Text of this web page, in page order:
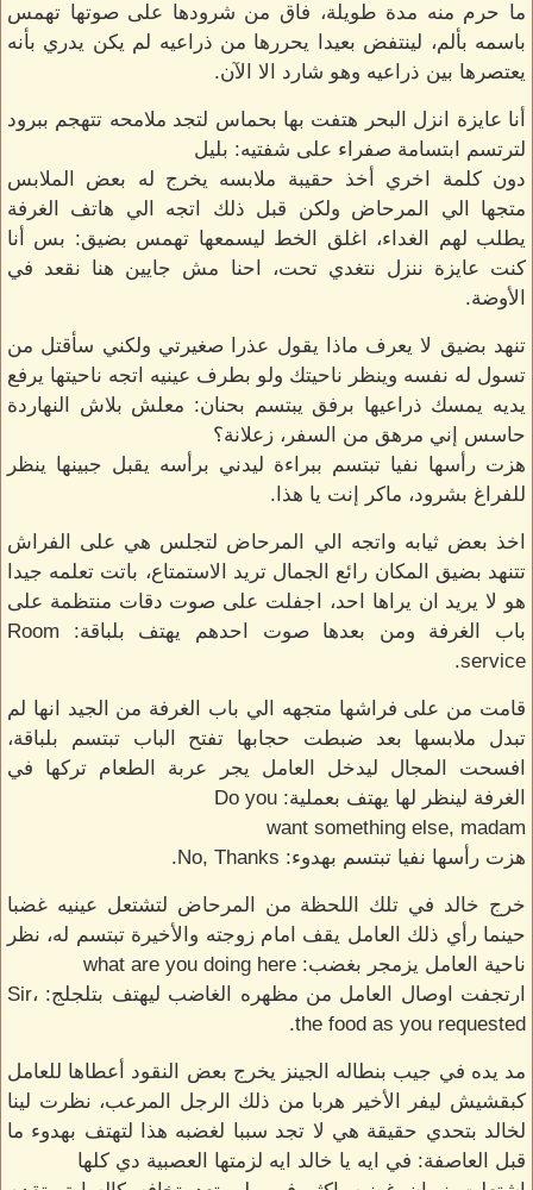
ما حرم منه مدة طويلة، فاق من شرودها على صوتها تهمس
باسمه بألم، لينتفض بعيدا يحررها من ذراعيه لم يكن يدري بأنه
يعتصرها بين ذراعيه وهو شارد الا الآن.
أنا عايزة انزل البحر هتفت بها بحماس لتجد ملامحه تتهجم ببرود
لترتسم ابتسامة صفراء على شفتيه: بليل
دون كلمة اخري أخذ حقيبة ملابسه يخرج له بعض الملابس
متجها الي المرحاض ولكن قبل ذلك اتجه الي هاتف الغرفة
يطلب لهم الغداء، اغلق الخط ليسمعها تهمس بضيق: بس أنا
كنت عايزة ننزل نتغدي تحت، احنا مش جايين هنا نقعد في
الأوضة.
تنهد بضيق لا يعرف ماذا يقول عذرا صغيرتي ولكني سأقتل من
تسول له نفسه وينظر ناحيتك ولو بطرف عينيه اتجه ناحيتها يرفع
يديه يمسك ذراعيها برفق يبتسم بحنان: معلش بلاش النهاردة
حاسس إني مرهق من السفر، زعلانة؟
هزت رأسها نفيا تبتسم ببراءة ليدني برأسه يقبل جبينها ينظر
للفراغ بشرود، ماكر إنت يا هذا.
اخذ بعض ثيابه واتجه الي المرحاض لتجلس هي على الفراش
تتنهد بضيق المكان رائع الجمال تريد الاستمتاع، باتت تعلمه جيدا
هو لا يريد ان يراها احد، اجفلت على صوت دقات منتظمة على
باب الغرفة ومن بعدها صوت احدهم يهتف بلباقة: Room
service.
قامت من على فراشها متجهه الي باب الغرفة من الجيد انها لم
تبدل ملابسها بعد ضبطت حجابها تفتح الباب تبتسم بلباقة،
افسحت المجال ليدخل العامل يجر عربة الطعام تركها في
الغرفة لينظر لها يهتف بعملية: Do you
want something else, madam
هزت رأسها نفيا تبتسم بهدوء: No, Thanks.
خرج خالد في تلك اللحظة من المرحاض لتشتعل عينيه غضبا
حينما رأي ذلك العامل يقف امام زوجته والأخيرة تبتسم له، نظر
ناحية العامل يزمجر بغضب: what are you doing here
ارتجفت اوصال العامل من مظهره الغاضب ليهتف بتلجلج: Sir،
the food as you requested.
مد يده في جيب بنطاله الجينز يخرج بعض النقود أعطاها للعامل
كبقشيش ليفر الأخير هربا من ذلك الرجل المرعب، نظرت لينا
لخالد بتحدي حقيقة هي لا تجد سببا لغضبه هذا لتهتف بهدوء ما
قبل العاصفة: في ايه يا خالد ايه لزمتها العصبية دي كلها